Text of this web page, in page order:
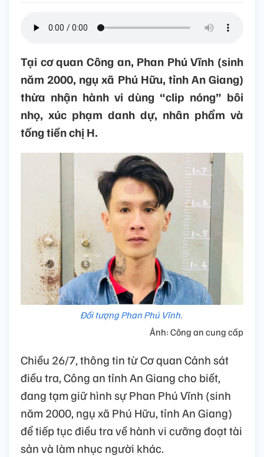
Tại cơ quan Công an, Phan Phú Vĩnh (sinh
năm 2000, ngụ xã Phú Hữu, tỉnh An Giang)
thừa nhận hành vi dùng “clip nóng” bôi
nhọ, xúc phạm danh dự, nhân phẩm và
tống tiền chị H.
Đối tượng Phan Phú Vĩnh.
Ảnh: Công an cung cấp
Chiều 26/7, thông tin từ Cơ quan Cảnh sát
điều tra, Công an tỉnh An Giang cho biết,
đang tạm giữ hình sự Phan Phú Vĩnh (sinh
năm 2000, ngụ xã Phú Hữu, tỉnh An Giang)
để tiếp tục điều tra về hành vi cưỡng đoạt tài
sản và làm nhục người khác.